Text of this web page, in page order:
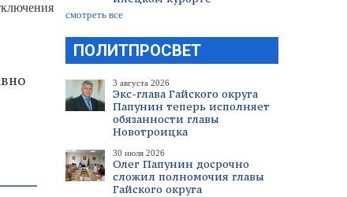
смотреть все
ПОЛИТПРОСВЕТ
3 августа 2026
Экс-глава Гайского округа
Папунин теперь исполняет
обязанности главы
Новотроицка
30 июля 2026
Олег Папунин досрочно
сложил полномочия главы
Гайского округа